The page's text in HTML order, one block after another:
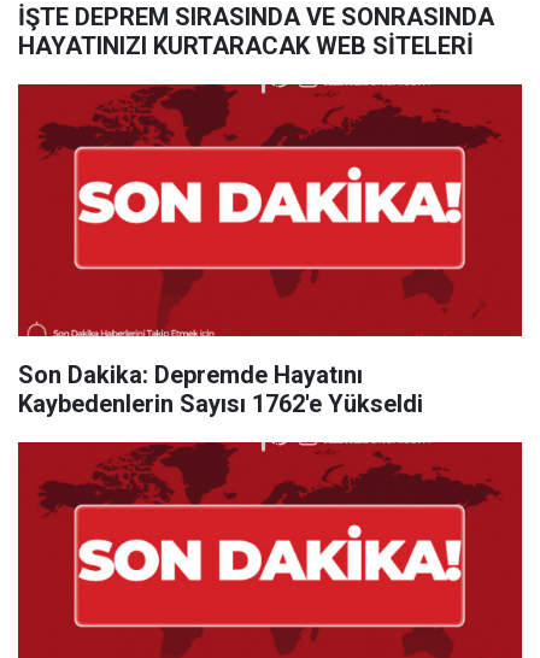
İŞTE DEPREM SIRASINDA VE SONRASINDA
HAYATINIZI KURTARACAK WEB SİTELERİ
Son Dakika: Depremde Hayatını
Kaybedenlerin Sayısı 1762'e Yükseldi